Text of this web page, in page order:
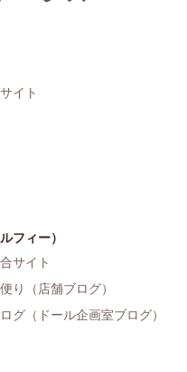
イト
フィー）
サイト
り（店舗ブログ）
グ（ドール企画室ブログ）